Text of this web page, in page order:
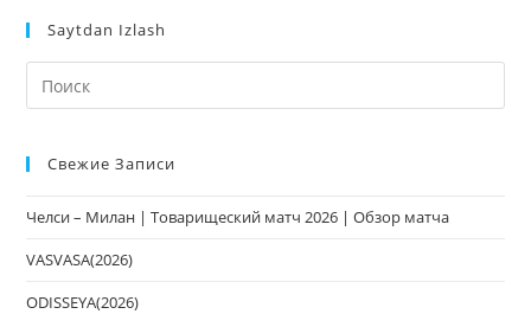
Saytdan Izlash
Свежие Записи
Челси – Милан | Товарищеский матч 2026 | Обзор матча
VASVASA(2026)
ODISSEYA(2026)